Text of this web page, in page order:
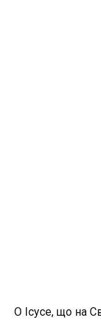
О Ісусе, що на